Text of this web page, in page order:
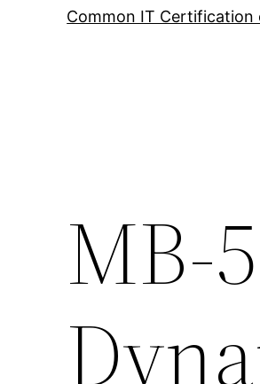
Common IT Certification
MB-